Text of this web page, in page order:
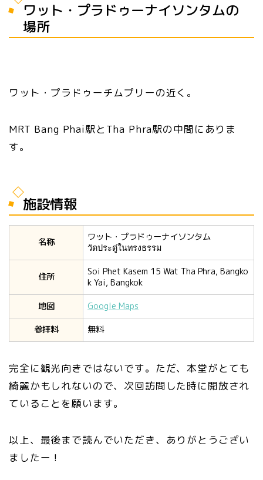
ワット・プラドゥーナイソンタムの
場所
ワット・プラドゥーチムプリーの近く。
MRT Bang Phai駅とTha Phra駅の中間にありま
す。
施設情報
名称
ワット・プラドゥーナイソンタム
วัดประดู่ในทรงธรรม
住所
Soi Phet Kasem 15 Wat Tha Phra, Bangko
k Yai, Bangkok
地図
Google Maps
参拝料
無料
完全に観光向きではないです。ただ、本堂がとても
綺麗かもしれないので、次回訪問した時に開放され
ていることを願います。
以上、最後まで読んでいただき、ありがとうござい
ましたー！